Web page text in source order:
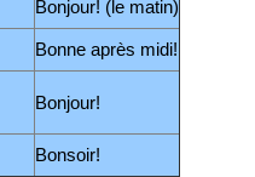
Bonjour! (le matin)
Bonne après midi!
Bonjour!
Bonsoir!